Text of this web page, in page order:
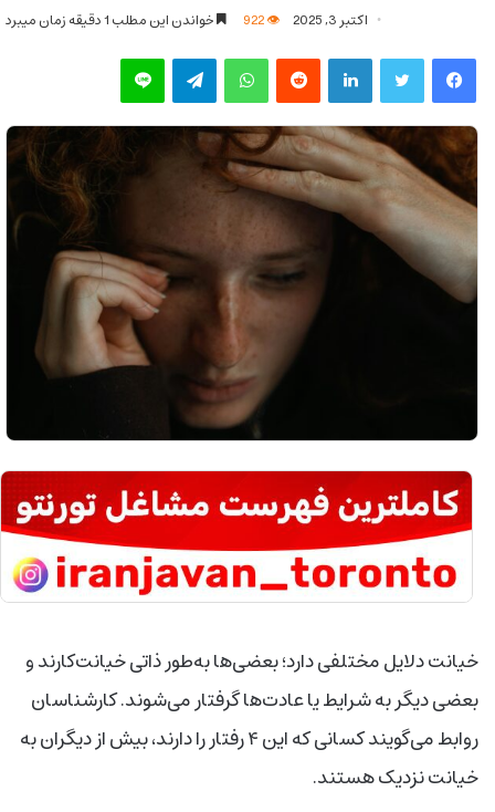
اکتبر 3, 2025 خواندن این مطلب 1 دقیقه زمان میبرد
فیس بوک توییتر لینکدین‫رددیت واتس آپ تلگرام لاین
خیانت دلایل مختلفی دارد؛ بعضی‌ها به‌طور ذاتی خیانت‌کارند و
بعضی دیگر به شرایط یا عادت‌ها گرفتار می‌شوند. کارشناسان
روابط می‌گویند کسانی که این ۴ رفتار را دارند، بیش از دیگران به
خیانت نزدیک‌ هستند.